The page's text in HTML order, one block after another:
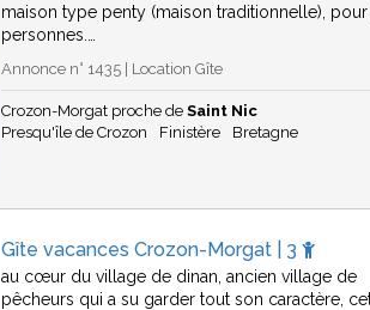
maison type penty (maison traditionnelle), pour
personnes.…
Annonce n° 1435 | Location Gîte
Crozon-Morgat proche deSaint Nic
Presqu'île de Crozon
Finistère Bretagne
Gîte vacances Crozon-Morgat | 3
au cœur du village de dinan, ancien village de
pêcheurs qui a su garder tout son caractère,